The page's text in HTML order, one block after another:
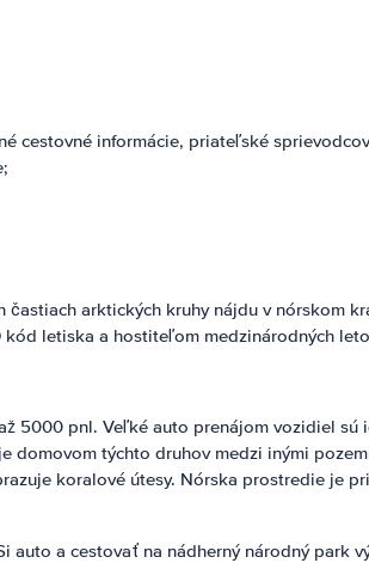
cestovné informácie, priateľské
arktických kruhy nájdu v nórskom
letiska a hostiteľom medzinárodných
5000 pnl. Veľké auto prenájom vozidiel sú
týchto druhov medzi inými
koralové útesy. Nórska prostredie je
a cestovať na nádherný národný park